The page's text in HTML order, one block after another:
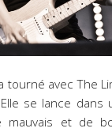
tourné avec The
se lance dans
mauvais et de